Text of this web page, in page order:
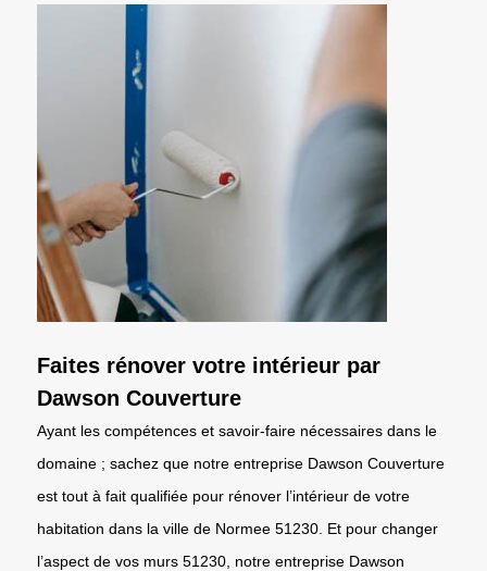
Faites rénover votre intérieur par
Dawson Couverture
Ayant les compétences et savoir-faire nécessaires dans le
domaine ; sachez que notre entreprise Dawson Couverture
est tout à fait qualifiée pour rénover l’intérieur de votre
habitation dans la ville de Normee 51230. Et pour changer
l’aspect de vos murs 51230, notre entreprise Dawson